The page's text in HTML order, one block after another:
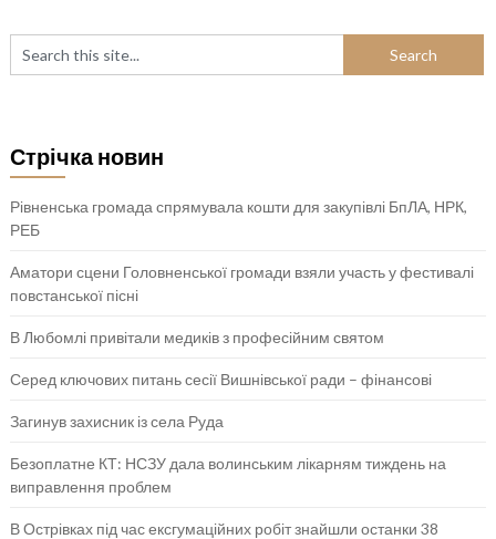
Стрічка новин
Рівненська громада спрямувала кошти для закупівлі БпЛА, НРК,
РЕБ
Аматори сцени Головненської громади взяли участь у фестивалі
повстанської пісні
В Любомлі привітали медиків з професійним святом
Серед ключових питань сесії Вишнівської ради – фінансові
Загинув захисник із села Руда
Безоплатне КТ: НСЗУ дала волинським лікарням тиждень на
виправлення проблем
В Острівках під час ексгумаційних робіт знайшли останки 38